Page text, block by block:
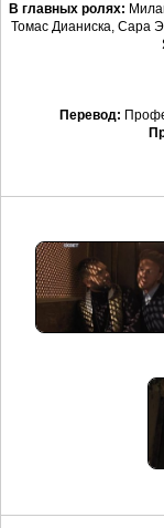
В главных ролях:
Томас Дианиска, Сара
Перевод: